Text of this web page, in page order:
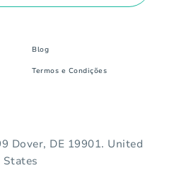
Blog
Termos e Condições
Dover, DE 19901. United
States